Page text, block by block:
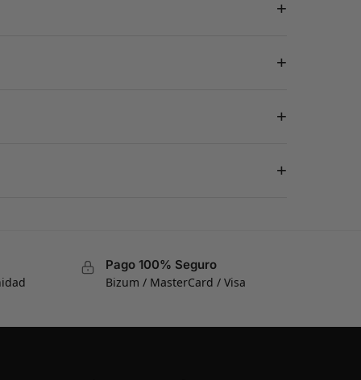
+
+
+
+
Pago 100% Seguro
Bizum / MasterCard / Visa